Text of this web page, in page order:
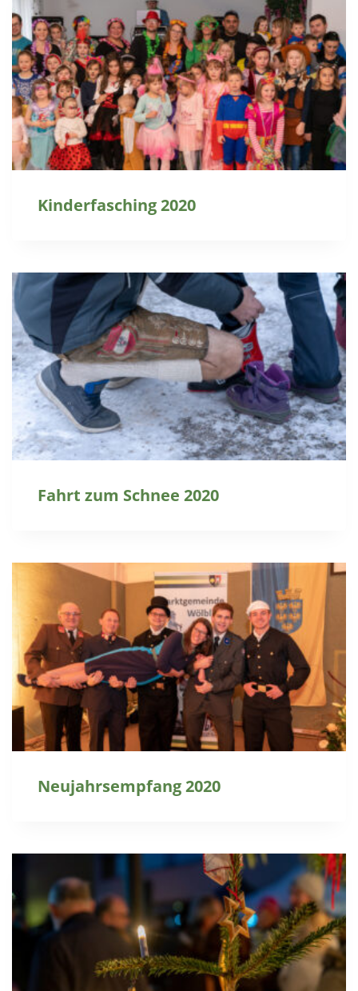
Kinderfasching 2020
Fahrt zum Schnee 2020
Neujahrsempfang 2020